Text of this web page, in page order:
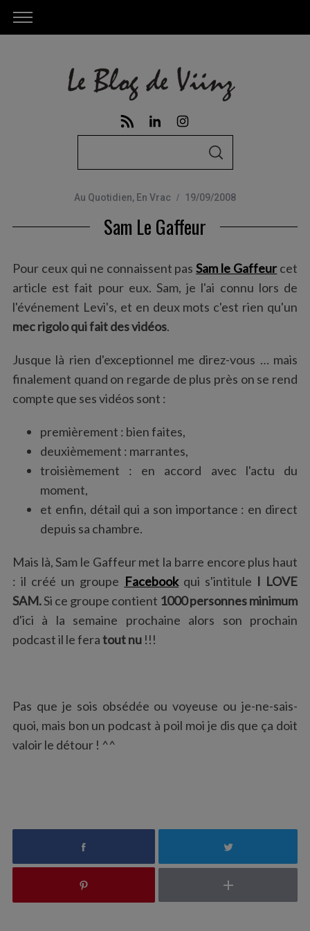
r
o
S
C
H
Au Quotidien, En Vrac 19/09/2008
Sam Le Gaffeur
Pour ceux qui ne connaissent pasSam le Gaffeur cet
article est fait pour eux. Sam, je l'ai connu lors de
l'événement Levi's, et en deux mots c'est rien qu'un
mec rigolo qui fait des vidéos.
Jusque là rien d'exceptionnel me direz-vous … mais
finalement quand on regarde de plus près on se rend
compte que ses vidéos sont :
premièrement : bien faites,
deuxièmement : marrantes,
troisièmement : en accord avec l'actu du
moment,
et enfin, détail qui a son importance : en direct
depuis sa chambre.
Mais là, Sam le Gaffeur met la barre encore plus haut
: il créé un groupe Facebookqui s'intitule I LOVE
SAM.Si ce groupe contient 1000 personnes minimum
d'ici à la semaine prochaine alors son prochain
podcast il le feratout nu!!!
Pas que je sois obsédée ou voyeuse ou je-ne-sais-
quoi, mais bon un podcast à poil moi je dis que ça doit
valoir le détour ! ^^